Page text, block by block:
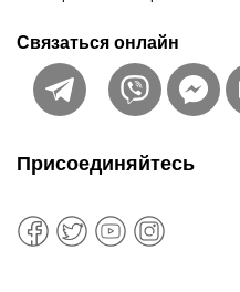
Связаться онлайн
Присоединяйтесь